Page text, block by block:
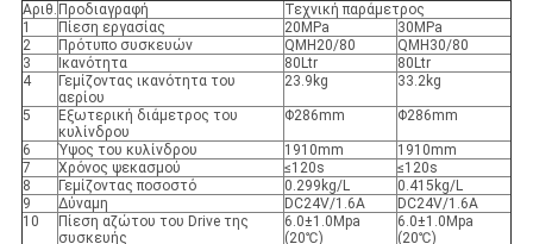
Αριθ. Προδιαγραφή
Τεχνική παράμετρος
1
Πίεση εργασίας 20MPa
30MPa
2
Πρότυπο συσκευών QMH20/80
QMH30/80
3
Ικανότητα 80Ltr
80Ltr
4
Γεμίζοντας ικανότητα του
αερίου
23.9kg 33.2kg
5
Εξωτερική διάμετρος του
κυλίνδρου
Φ286mm Φ286mm
6 Ύψος του κυλίνδρου 1910mm
1910mm
7
Χρόνος ψεκασμού ≤120s
≤120s
8
Γεμίζοντας ποσοστό 0.299kg/L
0.415kg/L
9
Δύναμη DC24V/1.6A
DC24V/1.6A
10
Πίεση αζώτου του Drive της
συσκευής
6.0±1.0Mpa
(20℃)
6.0±1.0Mpa
(20℃)